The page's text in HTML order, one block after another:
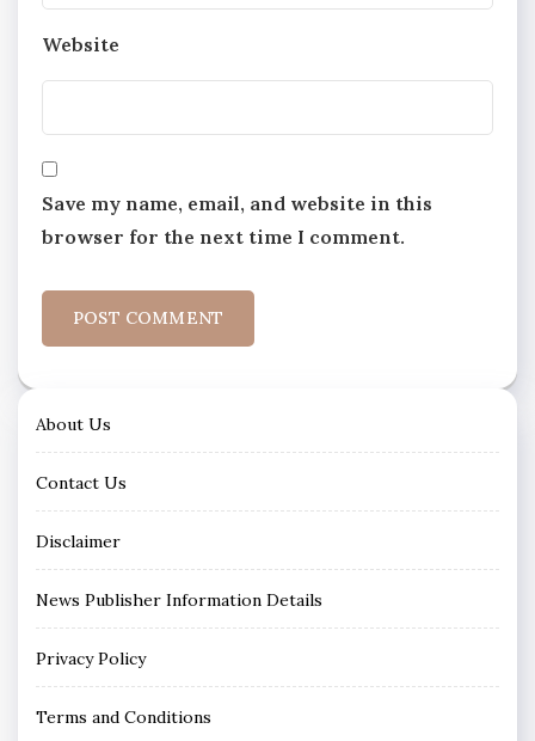
Website
Save my name, email, and website in this
browser for the next time I comment.
About Us
Contact Us
Disclaimer
News Publisher Information Details
Privacy Policy
Terms and Conditions